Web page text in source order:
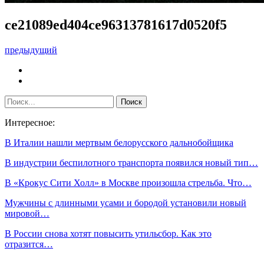
ce21089ed404ce96313781617d0520f5
предыдущий
Интересное:
В Италии нашли мертвым белорусского дальнобойщика
В индустрии беспилотного транспорта появился новый тип…
В «Крокус Сити Холл» в Москве произошла стрельба. Что…
Мужчины с длинными усами и бородой установили новый
мировой…
В России снова хотят повысить утильсбор. Как это
отразится…